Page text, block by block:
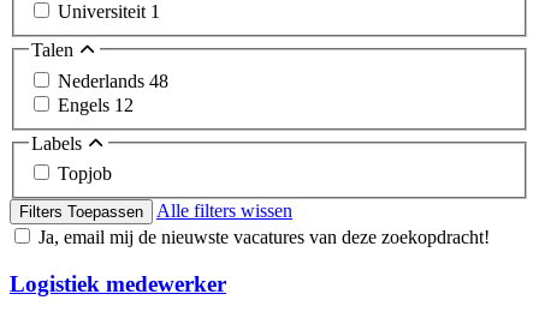
Universiteit 1
Talen
Nederlands 48
Engels 12
Labels
Topjob
Filters Toepassen
Alle filters wissen
Ja, email mij de nieuwste vacatures van deze zoekopdracht!
Logistiek medewerker